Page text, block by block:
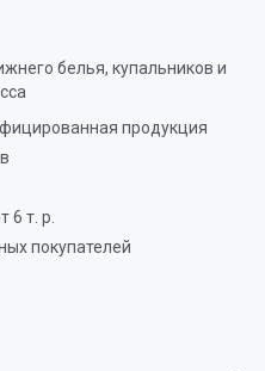
белья, купальников и
продукция
6 т. р.
покупателей